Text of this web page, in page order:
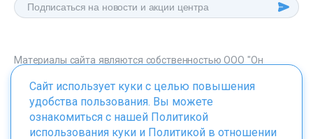
Материалы сайта являются собственностью ООО "Он
onclinic.ru запрещено в соответствии со статьей 1259 ГК. РФ.
Сайт использует куки с целью повышения
удобства пользования. Вы можете
ознакомиться с нашей Политикой
использования куки и Политикой в отношении